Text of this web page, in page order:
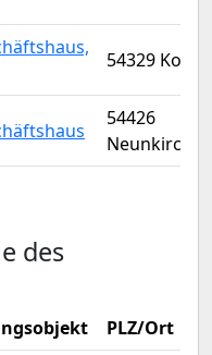
54329 Konz
54426
Neunkirchen
des
PLZ/Ort